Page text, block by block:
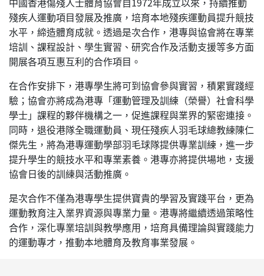
殘疾人運動項目發展及推廣，培育本地殘疾運動員提升競技
水平，締造體育成就。透過是次合作，港專與協會將在專業
培訓、課程設計、學生實習、研究合作及活動支援等多方面
開展各項互惠互利的合作項目。
在合作安排下，港專學生將可到協會參與實習，積累實踐經
驗；協會亦將成為港專「運動管理及訓練（榮譽）社會科學
學士」課程的夥伴機構之一，促進課程與業界的緊密連接。
同時，退役港隊全職運動員、現任殘疾人羽毛球總教練陳仁
傑先生，將為港專運動學部羽毛球隊提供專業訓練，進一步
提升學生的競技水平和專業素養。港專亦將提供場地，支援
協會日後的訓練與活動推廣。
是次合作不僅為港專學生提供寶貴的學習及實踐平台，更為
運動教育注入業界資源與專業力量。港專將繼續透過策略性
合作，深化專業培訓與教學應用，培育具備理論與實踐能力
的運動專才，推動本地體育及教育事業發展。